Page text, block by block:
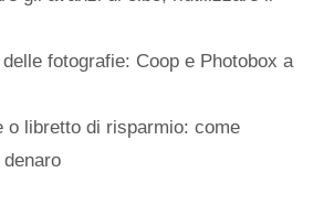
fotografie: Coop e Photobox a
o libretto di risparmio: come